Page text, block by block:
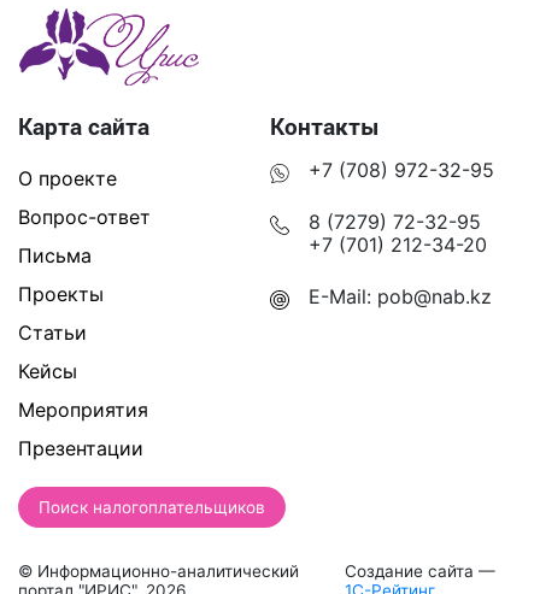
Карта сайта
О проекте
Вопрос-ответ
Письма
Проекты
Статьи
Кейсы
Мероприятия
Презентации
Контакты
+7 (708) 972-32-95
8 (7279) 72-32-95
+7 (701) 212-34-20
E-Mail: pob@nab.kz
Поиск налогоплательщиков
© Информационно-аналитический
портал "ИРИС", 2026
Создание сайта —
1С-Рейтинг